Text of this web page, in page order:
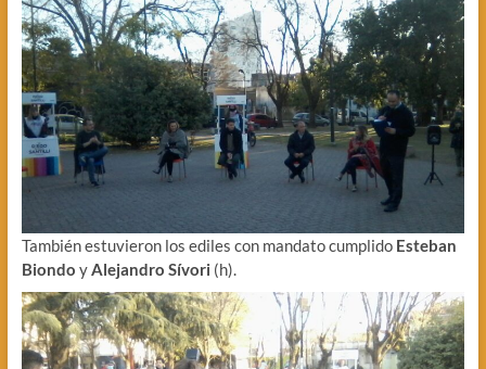
También estuvieron los ediles con mandato cumplido Esteban
Biondo yAlejandro Sívori (h).